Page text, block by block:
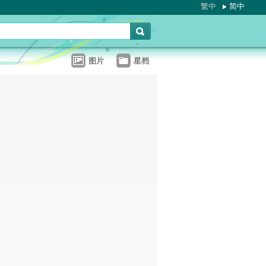
繁中 简中
图片 星档